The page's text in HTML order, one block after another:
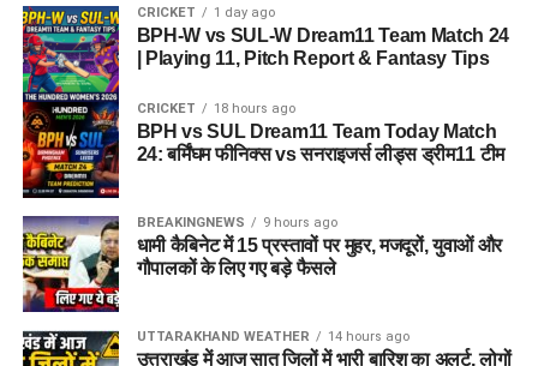
CRICKET 1 day ago
BPH-W vs SUL-W Dream11 Team Match 24
| Playing 11, Pitch Report & Fantasy Tips
CRICKET 18 hours ago
BPH vs SUL Dream11 Team Today Match
24: बर्मिंघम फीनिक्स vs सनराइजर्स लीड्स ड्रीम11 टीम
BREAKINGNEWS 9 hours ago
धामी कैबिनेट में 15 प्रस्तावों पर मुहर, मजदूरों, युवाओं और
गौपालकों के लिए गए बड़े फैसले
UTTARAKHAND WEATHER 14 hours ago
उत्तराखंड में आज सात जिलों में भारी बारिश का अलर्ट, लोगों